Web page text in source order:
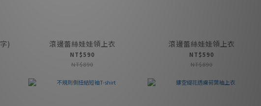
) 滾邊蕾絲娃娃領上衣
NT$590
NT$890
滾邊蕾絲娃娃領上衣
NT$590
NT$890